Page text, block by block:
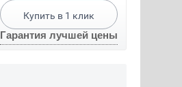
Купить в 1 клик
Гарантия лучшей цены